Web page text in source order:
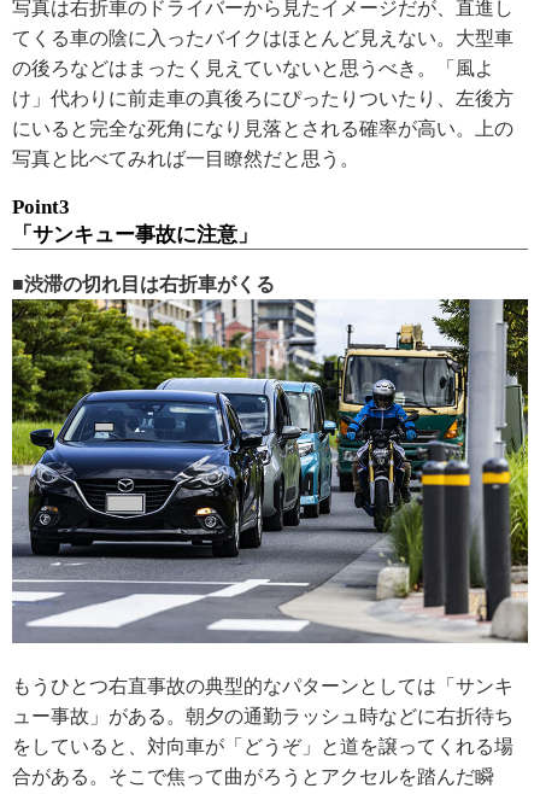
写真は右折車のドライバーから見たイメージだが、直進し
てくる車の陰に入ったバイクはほとんど見えない。大型車
の後ろなどはまったく見えていないと思うべき。「風よ
け」代わりに前走車の真後ろにぴったりついたり、左後方
にいると完全な死角になり見落とされる確率が高い。上の
写真と比べてみれば一目瞭然だと思う。
Point3
「サンキュー事故に注意」
■渋滞の切れ目は右折車がくる
もうひとつ右直事故の典型的なパターンとしては「サンキ
ュー事故」がある。朝夕の通勤ラッシュ時などに右折待ち
をしていると、対向車が「どうぞ」と道を譲ってくれる場
合がある。そこで焦って曲がろうとアクセルを踏んだ瞬